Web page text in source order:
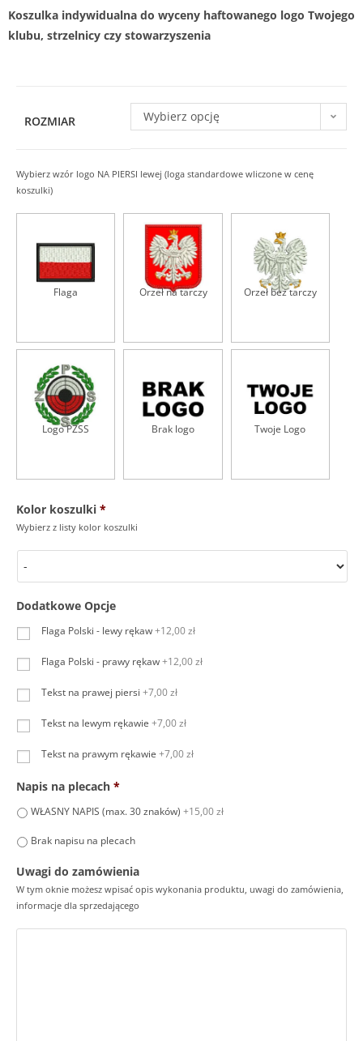
Koszulka indywidualna do wyceny haftowanego logo Twojego
klubu, strzelnicy czy stowarzyszenia
ROZMIAR Wybierz opcję
W
y
i
o
S
l
e
w
e
*
Wybierz wzór logo NA PIERSI lewej (loga standardowe wliczone w cenę
koszulki)
Flaga Orzeł na tarczy Orzeł bez tarczy
Logo PZSS Brak logo Twoje Logo
Kolor koszulki *
Wybierz z listy kolor koszulki
Dodatkowe Opcje
Flaga Polski - lewy rękaw+12,00 zł
Flaga Polski - prawy rękaw+12,00 zł
Tekst na prawej piersi +7,00 zł
Tekst na lewym rękawie +7,00 zł
Tekst na prawym rękawie +7,00 zł
Napis na plecach *
WŁASNY NAPIS (max. 30 znaków) +15,00 zł
Brak napisu na plecach
Uwagi do zamówienia
W tym oknie możesz wpisać opis wykonania produktu, uwagi do zamówienia,
informacje dla sprzedającego